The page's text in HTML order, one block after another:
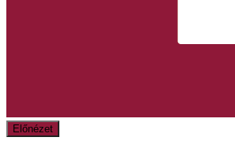
Előnézet